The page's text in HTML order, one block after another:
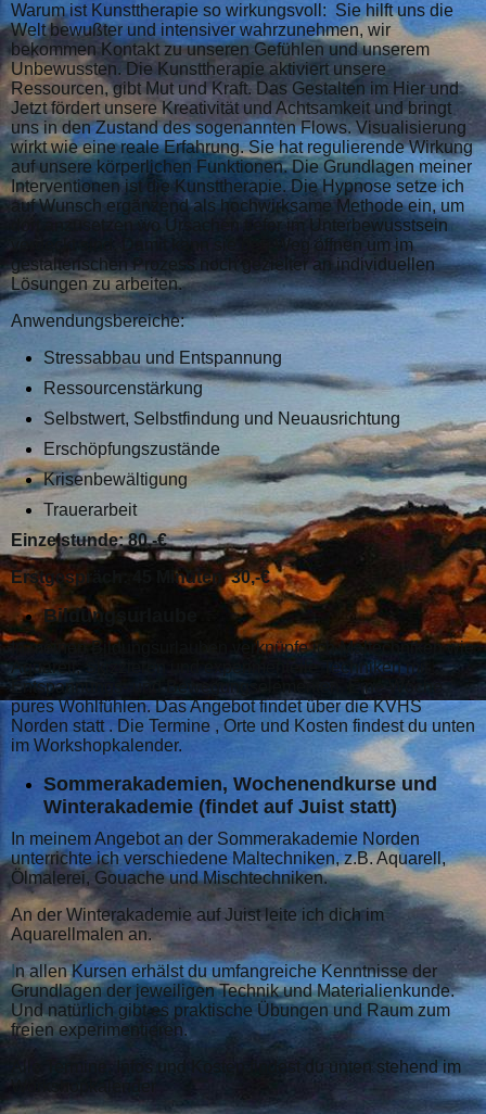
Warum ist Kunsttherapie so wirkungsvoll: Sie hilft uns die
Welt bewußter und intensiver wahrzunehmen, wir
bekommen Kontakt zu unseren Gefühlen und unserem
Unbewussten. Die Kunsttherapie aktiviert unsere
Ressourcen, gibt Mut und Kraft. Das Gestalten im Hier und
Jetzt fördert unsere Kreativität und Achtsamkeit und bringt
uns in den Zustand des sogenannten Flows. Visualisierung
wirkt wie eine reale Erfahrung. Sie hatregulierende Wirkung
auf unsere körperlichen Funktionen. Die Grundlagen meiner
Interventionen ist die Kunsttherapie. Die Hypnose setze ich
auf Wunsch ergänzend als hochwirksame Methode ein, um
dort anzusetzen wo Ursachen tiefer im Unterbewusstsein
verdeckt sind. Damit kann sie den Weg öffnen um im
gestalterischen Prozess noch gezielter an individuellen
Lösungen zu arbeiten.
Anwendungsbereiche:
Stressabbau und Entspannung
Ressourcenstärkung
Selbstwert, Selbstfindung und Neuausrichtung
Erschöpfungszustände
Krisenbewältigung
Trauerarbeit
Einzelstunde: 80,-€
Erstgespräch: 45 Minuten 30,-€
Bildungsurlaube
In meinen Bildungsurlauben verknüpfe ich Maltechniken wie
Aquarell, Skizzieren und experimentelle Techniken mit
Entspannungs- und Bewegungselementen. Eine Woche
pures Wohlfühlen. Das Angebot findet über die KVHS
Norden statt . Die Termine , Orte und Kosten findest du unten
im Workshopkalender.
Sommerakademien, Wochenendkurse und
Winterakademie (findet auf Juist statt)
In meinem Angebot an der Sommerakademie Norden
unterrichte ich verschiedene Maltechniken, z.B. Aquarell,
Ölmalerei, Gouache und Mischtechniken.
An der Winterakademie auf Juist leite ich dich im
Aquarellmalen an.
I n allen Kursen erhälst du umfangreiche Kenntnisse der
Grundlagen der jeweiligen Technik und Materialienkunde.
Und natürlich gibt es praktische Übungen und Raum zum
freien experimentieren.
Alle Termine, Infos und Kosten findest du unten stehend im
Workshopkalender